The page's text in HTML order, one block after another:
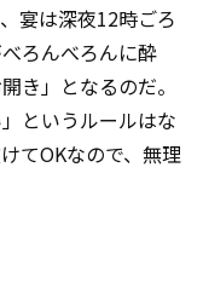
宴は深夜12時ごろ
ろんべろんに酔
き」となるのだ。
というルールはな
てOKなので、無理